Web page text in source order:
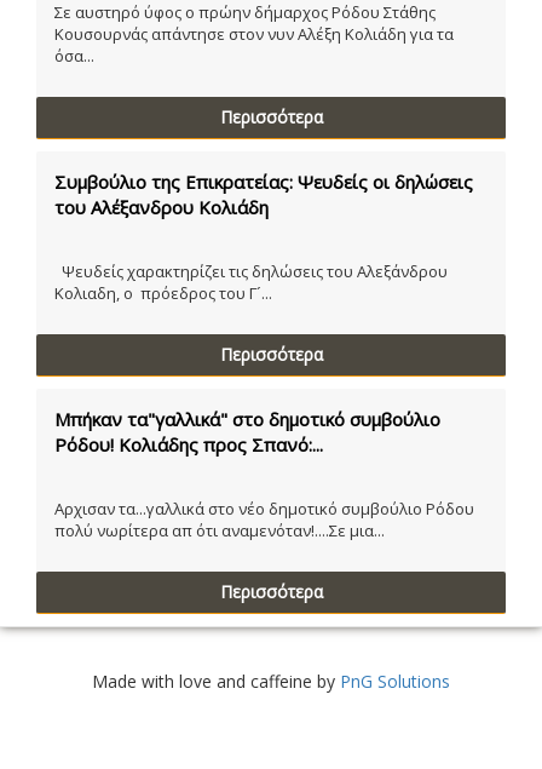
Σε αυστηρό ύφος ο πρώην δήμαρχος Ρόδου Στάθης
Κουσουρνάς απάντησε στον νυν Αλέξη Κολιάδη για τα
όσα...
Περισσότερα
Συμβούλιο της Επικρατείας: Ψευδείς οι δηλώσεις
του Αλέξανδρου Κολιάδη
Ψευδείς χαρακτηρίζει τις δηλώσεις του Αλεξάνδρου
Κολιαδη, ο πρόεδρος του Γ´...
Περισσότερα
Μπήκαν τα"γαλλικά" στο δημοτικό συμβούλιο
Ρόδου! Κολιάδης προς Σπανό:...
Αρχισαν τα...γαλλικά στο νέο δημοτικό συμβούλιο Ρόδου
πολύ νωρίτερα απ ότι αναμενόταν!....Σε μια...
Περισσότερα
Made with love and caffeine by PnG Solutions